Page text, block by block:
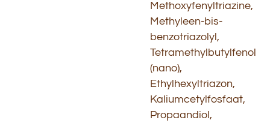
Methoxyfenyltriazine,
Methyleen-bis-
benzotriazolyl,
Tetramethylbutylfenol
(nano),
Ethylhexyltriazon,
Kaliumcetylfosfaat,
Propaandiol,